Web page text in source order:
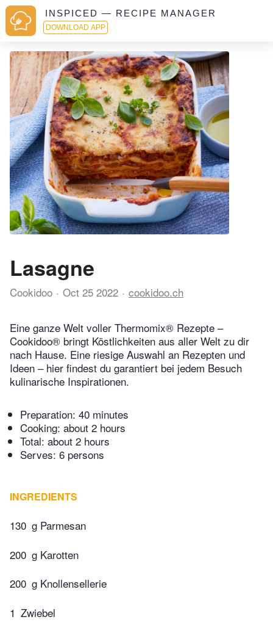
INSPICED — RECIPE MANAGER
DOWNLOAD APP
Lasagne
Cookidoo Oct 25 2022 cookidoo.ch
Eine ganze Welt voller Thermomix® Rezepte –
Cookidoo® bringt Köstlichkeiten aus aller Welt zu dir
nach Hause. Eine riesige Auswahl an Rezepten und
Ideen – hier findest du garantiert bei jedem Besuch
kulinarische Inspirationen.
Preparation: 40 minutes
Cooking: about 2 hours
Total: about 2 hours
Serves: 6 persons
INGREDIENTS
130 g Parmesan
200 g Karotten
200 g Knollensellerie
1 Zwiebel